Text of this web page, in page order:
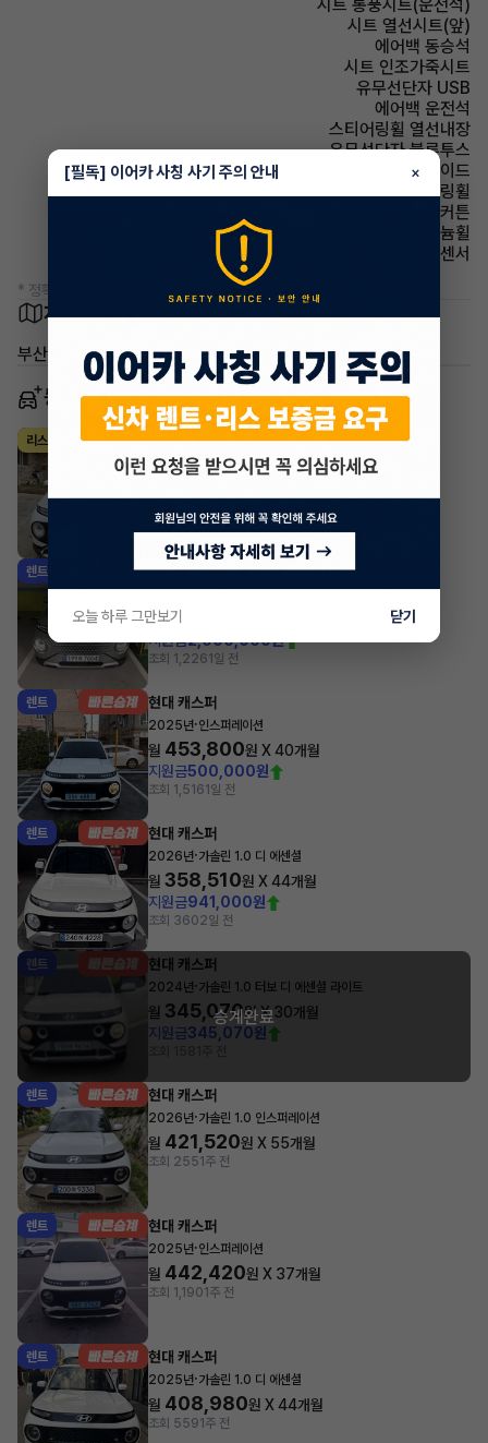
시트 통풍시트(운전석)
시트 열선시트(앞)
에어백 동승석
시트 인조가죽시트
유무선단자 USB
에어백 운전석
스티어링휠 열선내장
유무선단자 블루투스
에어백 사이드
스티어링휠 가죽스티어링휠
에어백 커튼
휠타이어 알루미늄휠
주차보조 후방감지센서
* 정확한 정보는 판매자와 반드시 확인하시기 바랍니다.
차량 위치
부산 남구 용소로21번길 56
동일 차종 이어카
리스 현대 캐스퍼
2024년·가솔린 1.0 터보 인스퍼레이션
지원금800,000원
조회 773 1일 전
렌트 현대 캐스퍼
·
월340,000
지원금2,000,000원
조회 1,2261일 전
렌트 현대 캐스퍼
2025년·인스퍼레이션
월 453,800원 X40개월
지원금500,000원
조회 1,5161일 전
렌트 현대 캐스퍼
2026년·가솔린 1.0 디 에센셜
월 358,510원 X44개월
지원금941,000원
조회 3602일 전
렌트 현대 캐스퍼
2024년· 가솔린 1.0 터보 디 에센셜 라이트
월 345,070원 X30개월
지원금345,070원
승계완료
렌트 현대 캐스퍼
2026년·가솔린 1.0 인스퍼레이션
월 421,520원 X 55개월
조회 2551주 전
렌트 현대 캐스퍼
2025년·인스퍼레이션
월 442,420원 X 37개월
조회 1,1901주 전
렌트 현대 캐스퍼
2025년·가솔린 1.0 디 에센셜
월 408,980원 X44개월
조회 5591주 전
[필독] 이어카 사칭 사기 주의 안내 ×
오늘 하루 그만보기 닫기